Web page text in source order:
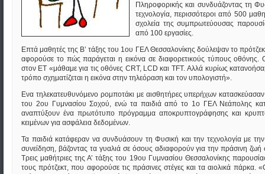
Πληροφορικής και συνδυάζοντας τη
τεχνολογία, περισσότεροι από 500
σχολεία της συμπρωτεύουσας
από 100 εργασίες.
Επτά μαθητές της Β’ τάξης του 1ου ΓΕΛ Θεσσαλονίκης δούλεψαν το
αφορούσε το πώς παράγεται η εικόνα σε διαφορετικούς τύπους οθόνης.
στον ΕΤ «μάθαμε για τις οθόνες CRT, LCD και TFT. Αλλά κυρίως
τρόπο σχηματίζεται η εικόνα στην τηλεόραση και τον υπολογιστή».
Ενα τηλεκατευθυνόμενο ρομποτάκι με αισθητήρες υπερήχων
του 2ου Γυμνασίου Σοχού, ενώ τα παιδιά από το 1ο ΓΕΛ Νεάπολης
αναπτύξουν ένα πρωτότυπο πρόγραμμα αποκρυπτογράφησης και
κειμένων για ασφάλεια δεδομένων.
Τα παιδιά κατάφεραν να συνδυάσουν τη Φυσική και την τεχνολογία με την
συνείδηση, βάζοντας τα γυαλιά σε όσους αδιαφορούν για την πράσινη ζωή
Τρεις μαθήτριες της Α’ τάξης του 19ου Γυμνασίου Θεσσαλονίκης
τους πρότζεκτ, που αφορούσε τις πράσινες στέγες και τα αιολικά πάρκα.